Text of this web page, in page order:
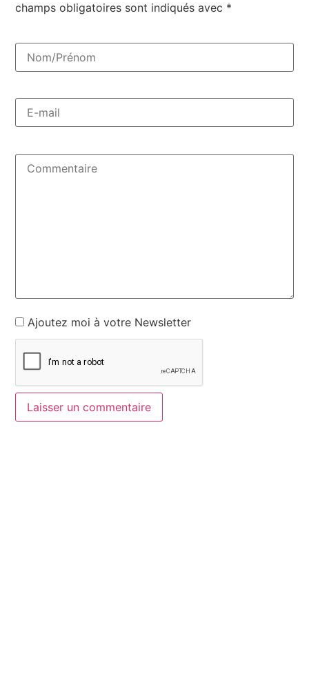
champs obligatoires sont indiqués avec *
Ajoutez moi à votre Newsletter